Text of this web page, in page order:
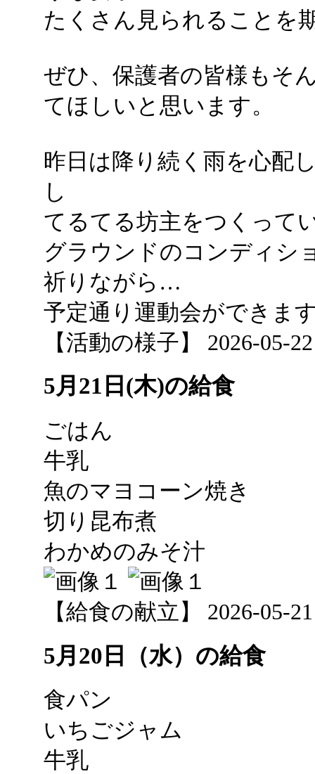
たくさん見られることを
ぜひ、保護者の皆様もそ
てほしいと思います。
昨日は降り続く雨を心配
し
てるてる坊主をつくって
グラウンドのコンディシ
祈りながら…
予定通り運動会ができま
【活動の様子】 2026-05-
5月21日(木)の給食
ごはん
牛乳
魚のマヨコーン焼き
切り昆布煮
わかめのみそ汁
【給食の献立】 2026-05-
5月20日（水）の給食
食パン
いちごジャム
牛乳